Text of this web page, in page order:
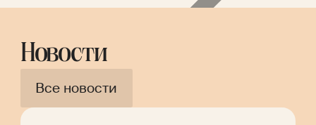
Новости
Все новости